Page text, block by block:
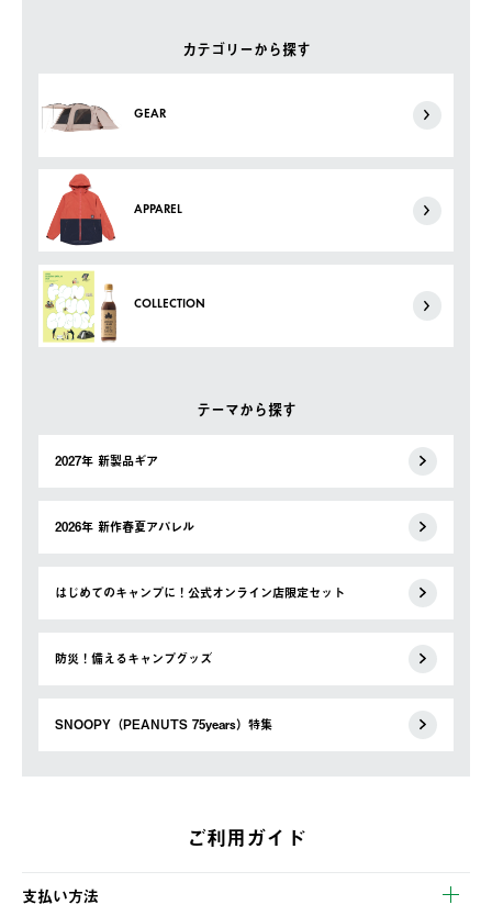
カテゴリーから探す
GEAR
APPAREL
COLLECTION
テーマから探す
2027年 新製品ギア
2026年 新作春夏アパレル
はじめてのキャンプに！公式オンライン店限定セット
防災！備えるキャンプグッズ
SNOOPY（PEANUTS 75years）特集
ご利用ガイド
支払い方法